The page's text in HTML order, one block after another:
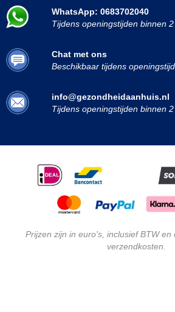
WhatsApp: 0683702040
Tijdens openingstijden binnen
Chat met ons
Beschikbaar tijdens
info@gezondheidaanhuis.nl
Tijdens openingstijden binnen
Prijzen zijn in euro's, inclusief BTW en
verzendkosten.